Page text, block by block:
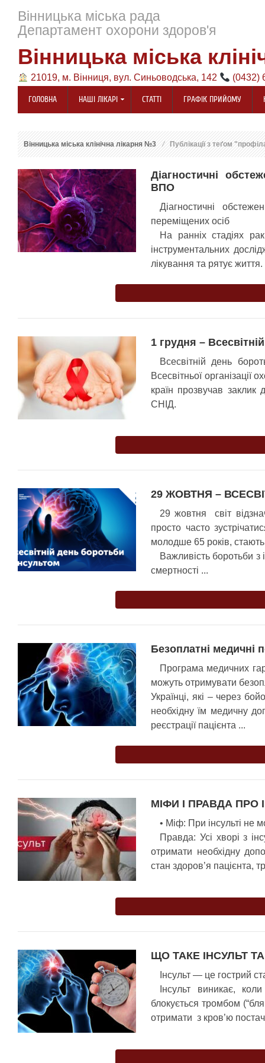
Вінницька міська рада
Департамент охорони здоров'я
Вінницька міська
21019, м. Вінниця, вул. Синьоводська, 142 (0432)
ГОЛОВНА НАШІ ЛІКАРІ СТАТТІ ГРАФІК ПРИЙОМУ
Вінницька міська клінічна лікарня №3 Публікації з теґом
Діагностичні
ВПО
Діагностичні
переміщених осіб
На ранніх стадіях
інструментальних
лікування та рятує
1 грудня –
Всесвітній день
Всесвітньої організації
країн прозвучав
СНІД.
29 ЖОВТНЯ –
29 жовтня світ
просто часто
молодше 65 років,
Важливість боротьби
смертності ...
Безоплатні медичні
Програма медичних
можуть отримувати
Українці, які – через
необхідну їм медичну
реєстрації пацієнта ...
МІФИ І ПРАВДА ПРО
• Міф: При інсульті не
Правда: Усі хворі з
отримати необхідну
стан здоров’я пацієнта,
ЩО ТАКЕ ІНСУЛЬТ
Інсульт — це гострий
Інсульт виникає,
блокується тромбом
отримати з кров’ю